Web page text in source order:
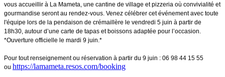
vous accueillir à La Mameta, une cantine de village et pizzeria où convivialité et
gourmandise seront au rendez-vous. Venez célébrer cet événement avec toute
l'équipe lors de la pendaison de crémaillère le vendredi 5 juin à partir de
18h30, autour d’une carte de tapas et boissons adaptée pour l’occasion.
*Ouverture officielle le mardi 9 juin.*
Pour tout renseignement ou réservation à partir du 9 juin : 06 98 44 15 55
ou https://lamameta.resos.com/booking